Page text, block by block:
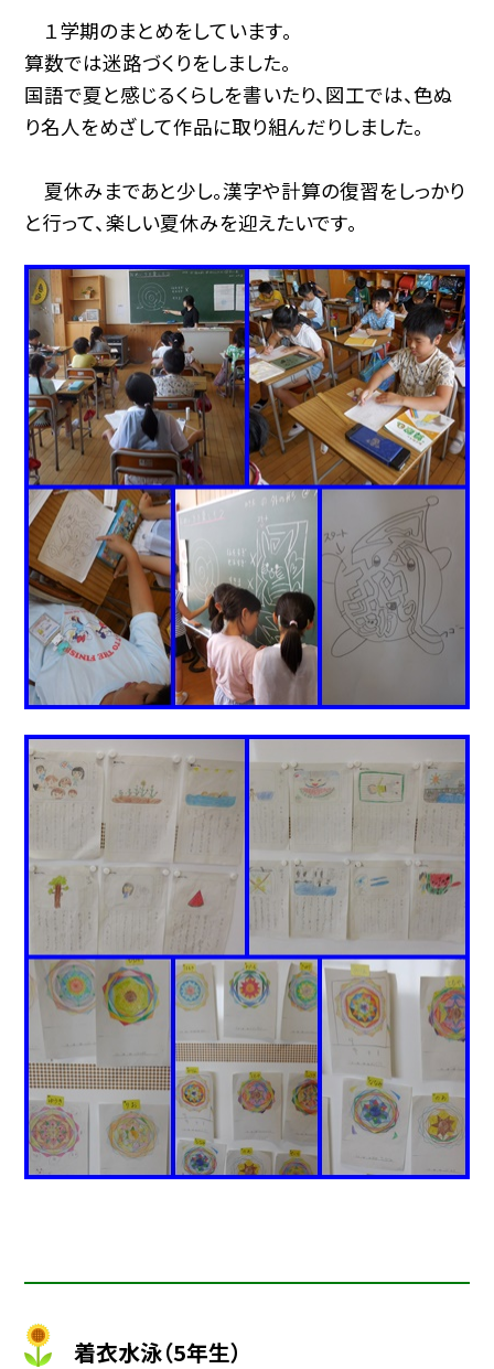
１学期のまとめをしています。
算数では迷路づくりをしました。
国語で夏と感じるくらしを書いたり、図工では、色ぬ
り名人をめざして作品に取り組んだりしました。
夏休みまであと少し。漢字や計算の復習をしっかり
と行って、楽しい夏休みを迎えたいです。
着衣水泳（5年生）